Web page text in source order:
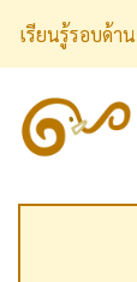
เรียนรู้รอบด้า